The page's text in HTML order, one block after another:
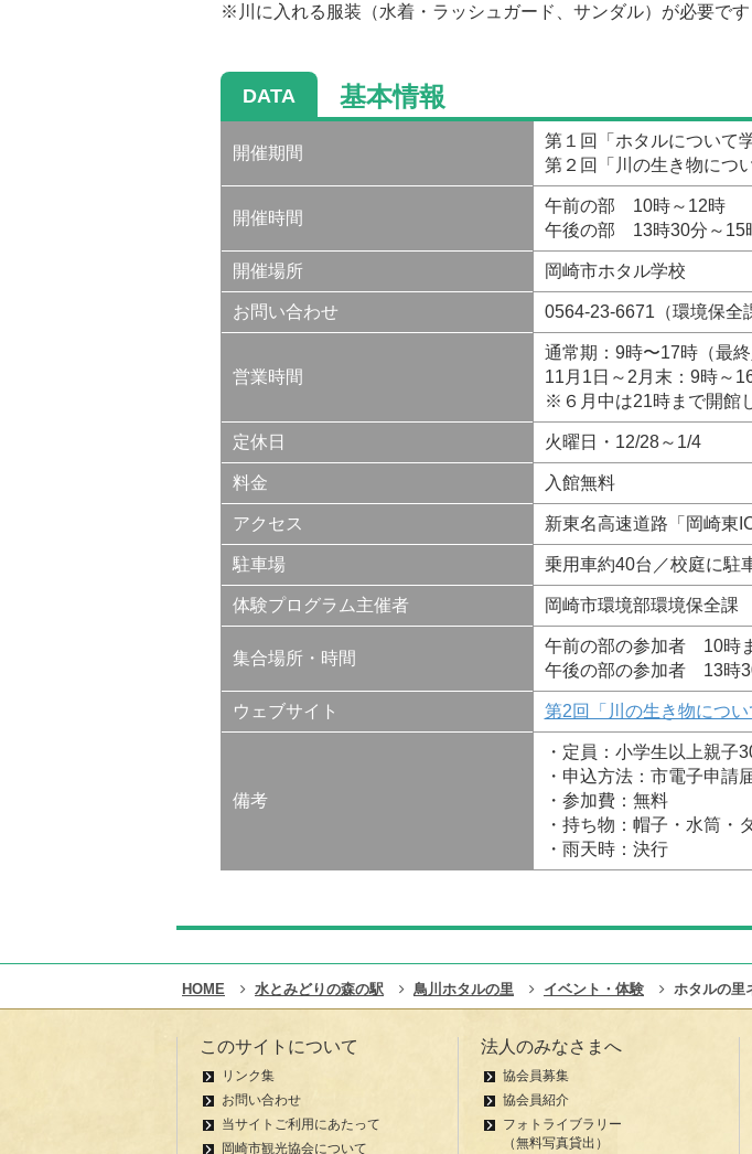
※川に入れる服装（水着・ラッシュガード、サンダル）が必要です
DATA 基本情報
開催期間
第１回「ホタルについて
第２回「川の生き物につ
開催時間
午前の部 10時～12時
午後の部 13時30分～15
開催場所 岡崎市ホタル学校
お問い合わせ 0564-23-6671（環境保
営業時間
通常期：9時〜17時（最終
11月1日～2月末：9時～
※６月中は21時まで開館
定休日 火曜日・12/28～1/4
料金 入館無料
アクセス 新東名高速道路「岡崎東
駐車場 乗用車約40台／校庭に駐
体験プログラム主催者 岡崎市環境部環境保全課
集合場所・時間
午前の部の参加者 10時
午後の部の参加者 13時
ウェブサイト 第2回「川の生き物につ
備考
・定員：小学生以上親子
・申込方法：市電子申請
・参加費：無料
・持ち物：帽子・水筒・
・雨天時：決行
HOME 水とみどりの森の駅 鳥川ホタルの里 イベント・体験 ホタルの里
このサイトについて
リンク集
お問い合わせ
当サイトご利用にあたって
岡崎市観光協会について
法人のみなさまへ
協会員募集
協会員紹介
フォトライブラリー
（無料写真貸出）